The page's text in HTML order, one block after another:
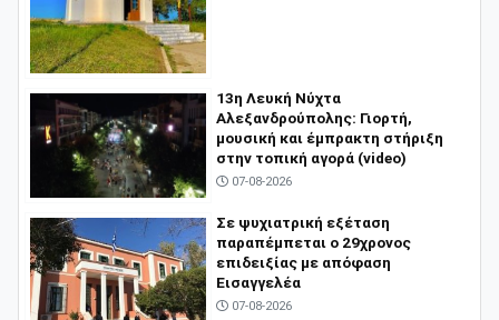
13η Λευκή Νύχτα
Αλεξανδρούπολης: Γιορτή,
μουσική και έμπρακτη στήριξη
στην τοπική αγορά (video)
07-08-2026
Σε ψυχιατρική εξέταση
παραπέμπεται ο 29χρονος
επιδειξίας με απόφαση
Εισαγγελέα
07-08-2026